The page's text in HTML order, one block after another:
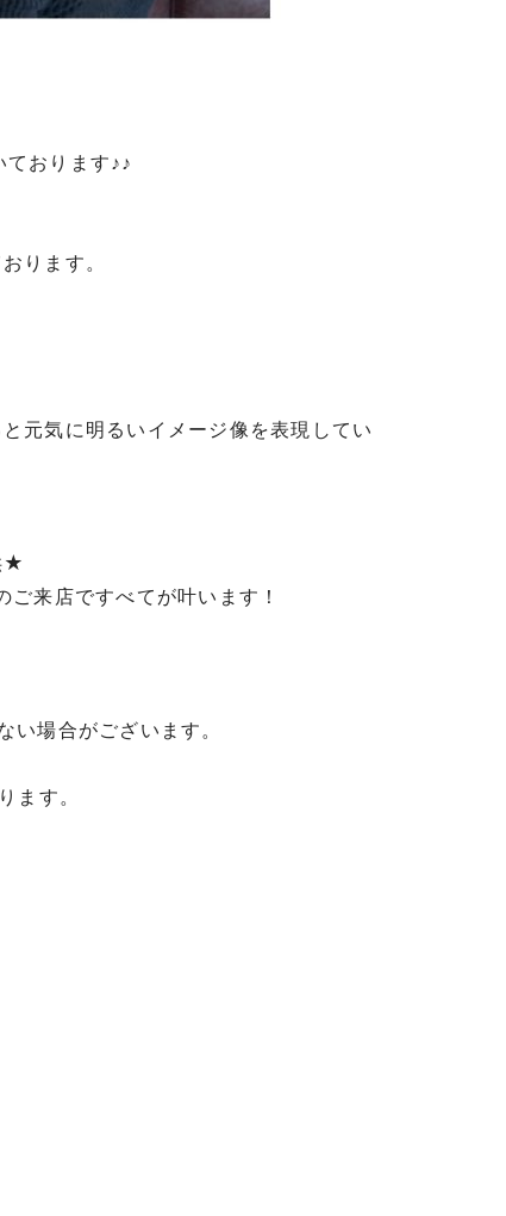
おります♪♪
ります。
元気に明るいイメージ像を表現してい
★
来店ですべてが叶います！
場合がございます。
ます。